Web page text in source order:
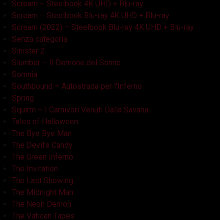
Scream – Steelbook 4K UHD + Blu-ray
Scream – Steelbook Blu-ray 4K UHD + Blu-ray
Scream (2022) – Steelbook Blu-ray 4K UHD + Blu-ray
Senza categoria
Sinister 2
Slumber – Il Demone del Sonno
Somnia
Southbound – Autostrada per l'Inferno
Spring
Squirm – I Carnivori Venuti Dalla Savana
Tales of Halloween
The Bye Bye Man
The Devil's Candy
The Green Inferno
The Invitation
The Last Showing
The Midnight Man
The Neon Demon
The Vatican Tapes